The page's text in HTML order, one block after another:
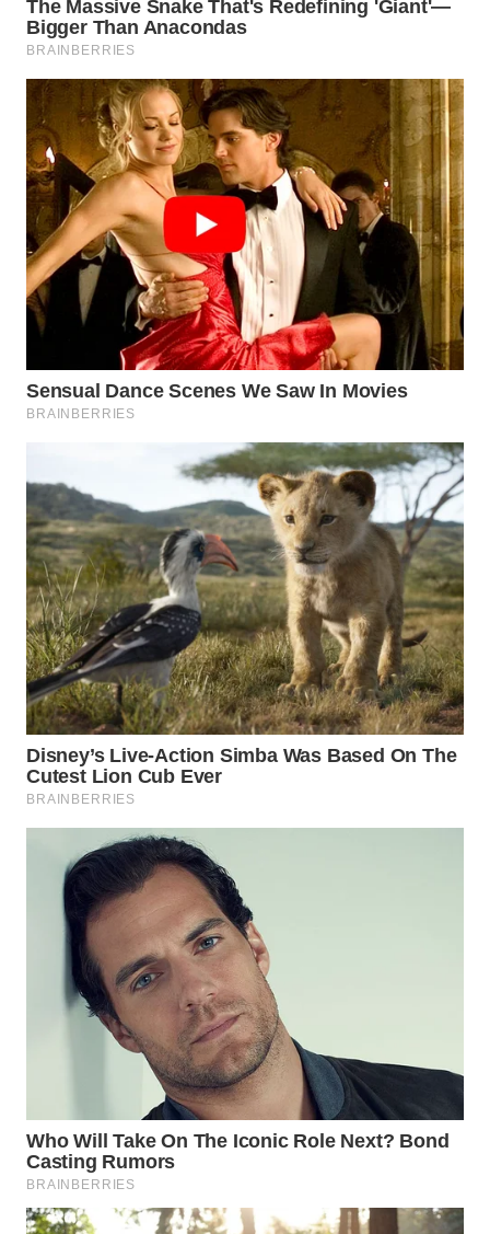
TAPANULI
UTARA
WN
SAMOSIR
WN
PADANG
LAWAS
WN
SUMEDANG
CIANJUR
SERIBU
WN
TANGERANG
WN
BINJAI
WN
CIREBON
WN
INDRAMAYU
WN
KUNINGAN
WN
MAJALENGKA
SUKABUMI
WN
PURWAKARTA